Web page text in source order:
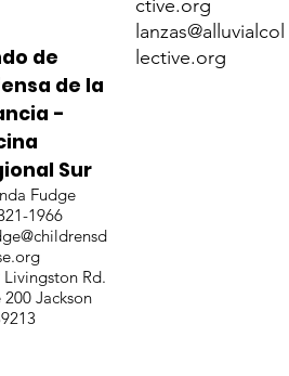
de
de la
-
Sur
Fudge
1966
Livingston Rd.
200 Jackson
ctive.org
lanzas@alluvialcol
lective.org